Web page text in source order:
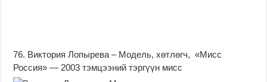
76. Виктория Лопырева – Модель, хөтлөгч, «Мисс
Россия» — 2003 тэмцээний тэргүүн мисс